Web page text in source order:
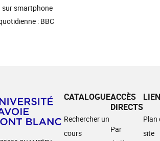
sur smartphone
: BBC
CATALOGUE
Rechercher un
cours
ACCÈS
DIRECTS
Par
Plan
site